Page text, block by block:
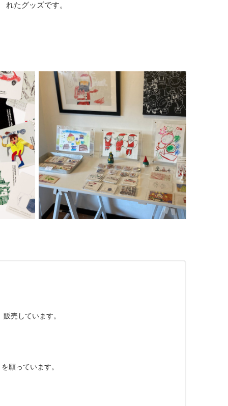
れたグッズです。
売しています。
願っています。